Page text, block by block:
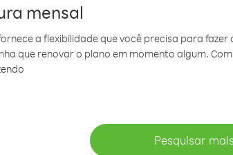
mensal
a flexibilidade que você precisa para
que renovar o plano em momento algum.
Pesquisar